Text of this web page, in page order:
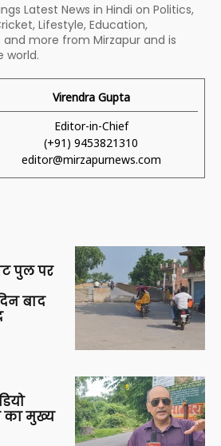
Latest News in Hindi on Politics,
Lifestyle, Education,
more from Mirzapur and is
world.
Virendra Gupta
Editor-in-Chief
(+91) 9453821310
editor@mirzapurnews.com
पुल पर
बाद
का मुख्य